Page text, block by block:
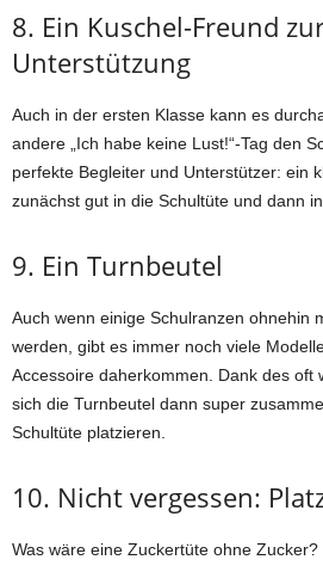
8. Ein Kuschel-Freund
Unterstützung
Auch in der ersten Klasse kann es
andere „Ich habe keine Lust!“-Tag den
perfekte Begleiter und Unterstützer: ein
zunächst gut in die Schultüte und dann
9. Ein Turnbeutel
Auch wenn einige Schulranzen ohnehin
werden, gibt es immer noch viele
Accessoire daherkommen. Dank des oft
sich die Turnbeutel dann super
Schultüte platzieren.
10. Nicht vergessen:
Was wäre eine Zuckertüte ohne